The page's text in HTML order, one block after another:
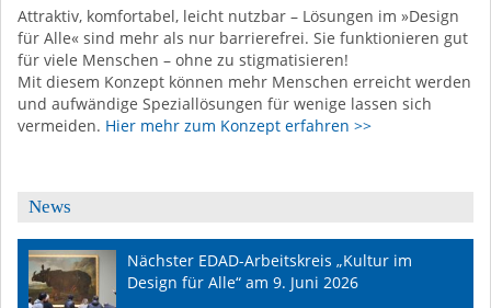
Attraktiv, komfortabel, leicht nutzbar – Lösungen im »Design
für Alle« sind mehr als nur barrierefrei. Sie funktionieren gut
für viele Menschen – ohne zu stigmatisieren!
Mit diesem Konzept können mehr Menschen erreicht werden
und aufwändige Speziallösungen für wenige lassen sich
vermeiden. Hier mehr zum Konzept erfahren >>
News
Nächster EDAD-Arbeitskreis „Kultur im
Design für Alle“ am 9. Juni 2026